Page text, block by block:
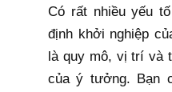
Có rất nhiều yếu
định khởi nghiệp
là quy mô, vị trí và
của ý tưởng. Bạn